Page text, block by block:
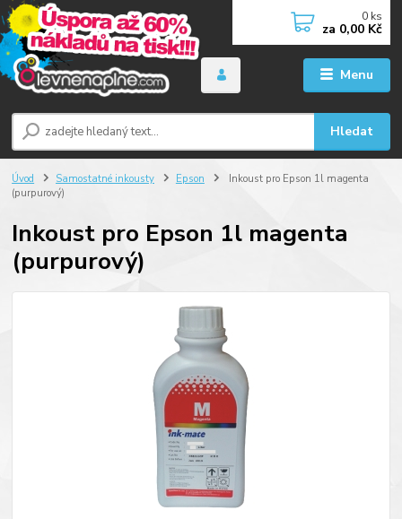
Menu
Hledat
0 ks
za 0,00 Kč
Úvod Samostatné inkousty Epson
Inkoust pro Epson 1l magenta
(purpurový)
Inkoust pro Epson 1l magenta
(purpurový)